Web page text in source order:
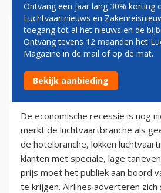
JOHN JANSEN:
BROEKZAK
3 oktober 2009
De economische recessie is nog
merkt de luchtvaartbranche als
de hotelbranche, lokken
klanten met speciale, lage
prijs moet het publiek aan boord
te krijgen. Airlines adverteren zich
Ontvang een jaar lang 30% korting
Luchtvaartnieuws en
toegang tot al het nieuws en de
Ontvang tevens 12 maanden het
Magazine in de mail of op de mat.
Bekijk aanbieding